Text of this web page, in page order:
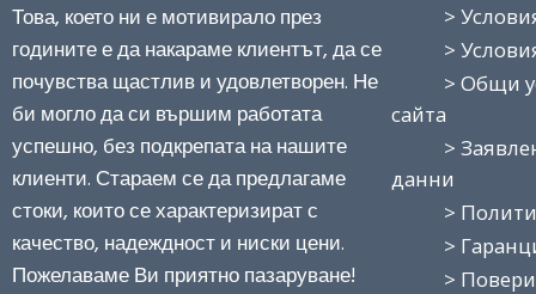
Това, което ни е мотивирало през
годините е да накараме клиентът, да се
почувства щастлив и удовлетворен. Не
би могло да си вършим работата
успешно, без подкрепата на нашите
клиенти. Стараем се да предлагаме
стоки, които се характеризират с
качество, надеждност и ниски цени.
Пожелаваме Ви приятно пазаруване!
> Условия
> Условия
> Общи
сайта
>
данни
>
>
>